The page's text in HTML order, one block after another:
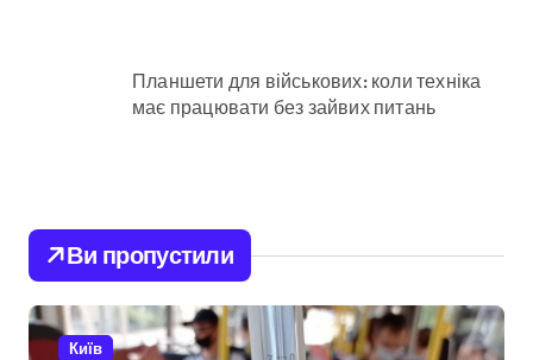
Планшети для військових: коли техніка
має працювати без зайвих питань
Ви пропустили
Київ